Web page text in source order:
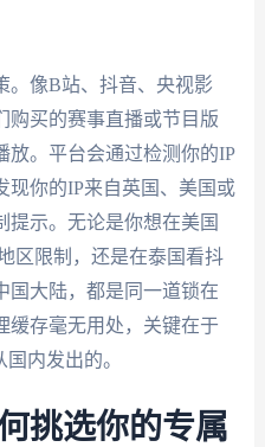
。像B站、抖音、央视影
购买的赛事直播或节目版
放。平台会通过检测你的IP
现你的IP来自英国、美国或
提示。无论是你想在美国
区限制，还是在泰国看抖
国大陆，都是同一道锁在
缓存毫无用处，关键在于
内发出的。
挑选你的专属